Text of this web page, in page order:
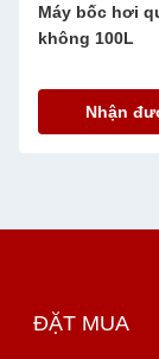
Máy bốc hơi
không 100L
Nhận
ĐẶT MUA